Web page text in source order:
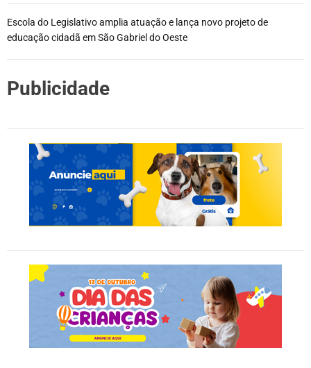
Escola do Legislativo amplia atuação e lança novo projeto de
educação cidadã em São Gabriel do Oeste
Publicidade